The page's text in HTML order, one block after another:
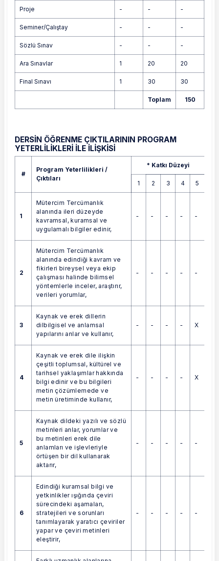
Proje - - -
Seminer/Çalıştay - - -
Sözlü Sınav - - -
Ara Sınavlar 1 20 20
Final Sınavı 1 30 30
Toplam 150
DERSİN ÖĞRENME ÇIKTILARININ PROGRAM
YETERLİLİKLERİ İLE İLİŞKİSİ
#
Program Yeterlilikleri /
Çıktıları
* Katkı Düzeyi
1 2 3 4 5
1
Mütercim Tercümanlık
alanında ileri düzeyde
kavramsal, kuramsal ve
uygulamalı bilgiler edinir,
- - - - -
2
Mütercim Tercümanlık
alanında edindiği kavram ve
fikirleri bireysel veya ekip
çalışması halinde bilimsel
yöntemlerle inceler, araştırır,
verileri yorumlar,
- - - - -
3
Kaynak ve erek dillerin
dilbilgisel ve anlamsal
yapılarını anlar ve kullanır,
- - - - X
4
Kaynak ve erek dile ilişkin
çeşitli toplumsal, kültürel ve
tarihsel yaklaşımlar hakkında
bilgi edinir ve bu bilgileri
metin çözümlemede ve
metin üretiminde kullanır,
- - - - X
5
Kaynak dildeki yazılı ve sözlü
metinleri anlar, yorumlar ve
bu metinleri erek dile
anlamları ve işlevleriyle
örtüşen bir dil kullanarak
aktarır,
- - - - -
6
Edindiği kuramsal bilgi ve
yetkinlikler ışığında çeviri
sürecindeki aşamaları,
stratejileri ve sorunları
tanımlayarak yaratıcı çeviriler
yapar ve çeviri metinleri
eleştirir,
- - - - -